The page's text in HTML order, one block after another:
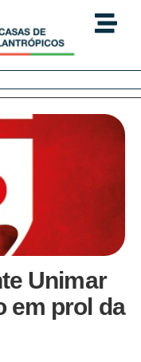
Unimar
em prol da